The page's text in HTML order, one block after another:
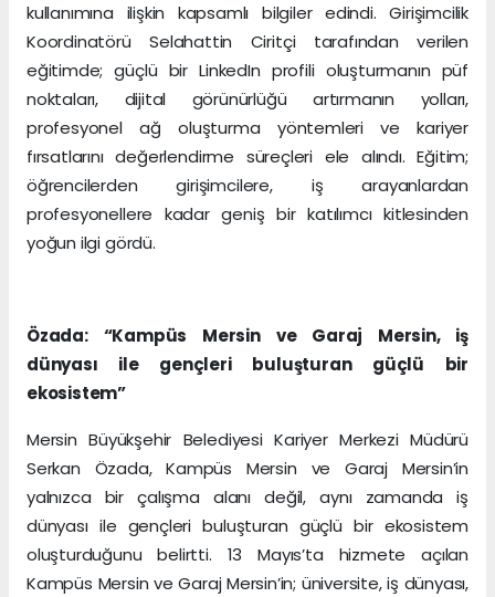
kullanımına ilişkin kapsamlı bilgiler edindi. Girişimcilik
Koordinatörü Selahattin Ciritçi tarafından verilen
eğitimde; güçlü bir LinkedIn profili oluşturmanın püf
noktaları, dijital görünürlüğü artırmanın yolları,
profesyonel ağ oluşturma yöntemleri ve kariyer
fırsatlarını değerlendirme süreçleri ele alındı. Eğitim;
öğrencilerden girişimcilere, iş arayanlardan
profesyonellere kadar geniş bir katılımcı kitlesinden
yoğun ilgi gördü.
Özada: “Kampüs Mersin ve Garaj Mersin, iş
dünyası ile gençleri buluşturan güçlü bir
ekosistem”
Mersin Büyükşehir Belediyesi Kariyer Merkezi Müdürü
Serkan Özada, Kampüs Mersin ve Garaj Mersin’in
yalnızca bir çalışma alanı değil, aynı zamanda iş
dünyası ile gençleri buluşturan güçlü bir ekosistem
oluşturduğunu belirtti. 13 Mayıs’ta hizmete açılan
Kampüs Mersin ve Garaj Mersin’in; üniversite, iş dünyası,